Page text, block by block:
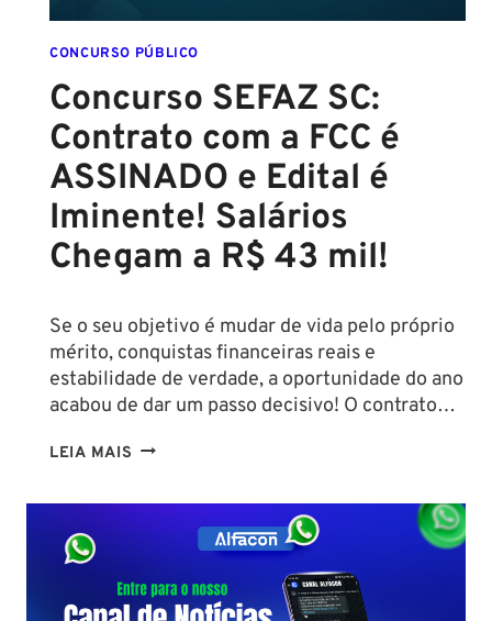
CONCURSO PÚBLICO
Concurso SEFAZ SC:
Contrato com a FCC é
ASSINADO e Edital é
Iminente! Salários
Chegam a R$ 43 mil!
Se o seu objetivo é mudar de vida pelo próprio
mérito, conquistas financeiras reais e
estabilidade de verdade, a oportunidade do ano
acabou de dar um passo decisivo! O contrato…
LEIA MAIS CONCURSO
SC:
CONTRATO
A
FCC